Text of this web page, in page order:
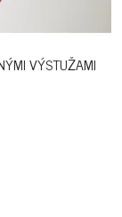
VÝSTUŽAMI